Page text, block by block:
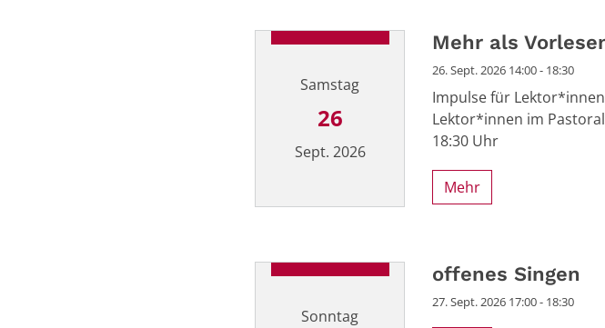
Samstag
26
Sept. 2026
Mehr als
26. Sept. 2026 14:00 - 18:30
Impulse für
Lektor*innen im
18:30 Uhr
Mehr
Sonntag
offenes Singen
27. Sept. 2026 17:00 - 18:30